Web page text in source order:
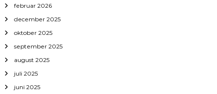
februar 2026
december 2025
oktober 2025
september 2025
august 2025
juli 2025
juni 2025